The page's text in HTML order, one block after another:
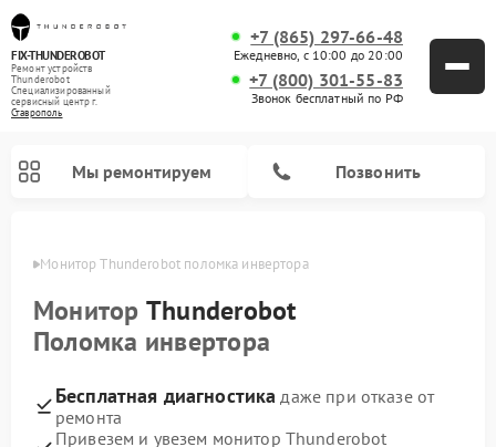
FIX-THUNDEROBOT
Ремонт устройств
Thunderobot
Специализированный
cервисный центр г.
Ставрополь
+7 (865) 297-66-48
Ежедневно, с 10:00 до 20:00
+7 (800) 301-55-83
Звонок бесплатный по РФ
Мы ремонтируем Позвонить
Монитор Thunderobot поломка инвертора
Монитор Thunderobot
Поломка инвертора
Бесплатная диагностика даже при отказе от
ремонта
Привезем и увезем монитор Thunderobot